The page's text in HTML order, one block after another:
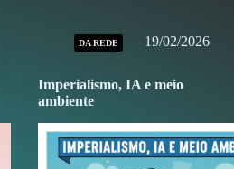
DA REDE 19/02/2026
Imperialismo, IA e meio
ambiente